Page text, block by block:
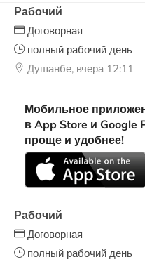
Рабочий
Договорная
полный рабочий день
Душанбе, вчера 12:11
Мобильное
в App Store и Google
проще и удобнее!
Рабочий
Договорная
полный рабочий день